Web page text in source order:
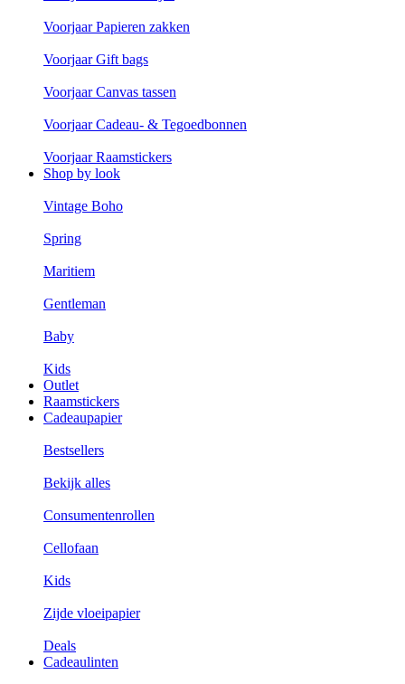
Voorjaar Papieren zakken
Voorjaar Gift bags
Voorjaar Canvas tassen
Voorjaar Cadeau- & Tegoedbonnen
Voorjaar Raamstickers
Shop by look
Vintage Boho
Spring
Maritiem
Gentleman
Baby
Kids
Outlet
Raamstickers
Cadeaupapier
Bestsellers
Bekijk alles
Consumentenrollen
Cellofaan
Kids
Zijde vloeipapier
Deals
Cadeaulinten